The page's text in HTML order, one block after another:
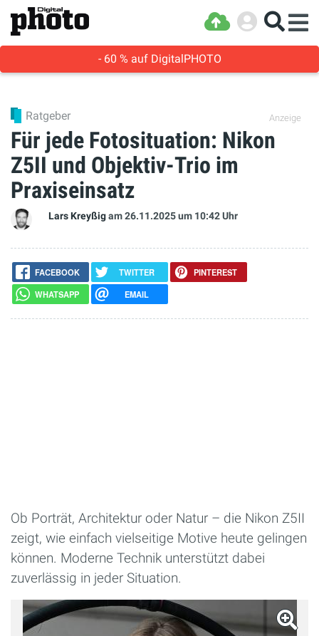
- 60 % auf DigitalPHOTO
Anzeige
Ratgeber
Für jede Fotosituation: Nikon
Z5II und Objektiv-Trio im
Praxiseinsatz
Lars Kreyßigam 26.11.2025um 10:42 Uhr
FACEBOOK TWITTER
PINTEREST
WHATSAPP
EMAIL
Ob Porträt, Architektur oder Natur – die Nikon Z5II
zeigt, wie einfach vielseitige Motive heute gelingen
können. Moderne Technik unterstützt dabei
zuverlässig in jeder Situation.